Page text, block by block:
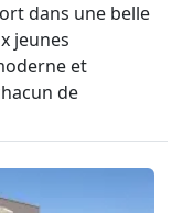
dans une belle
jeunes
et
de